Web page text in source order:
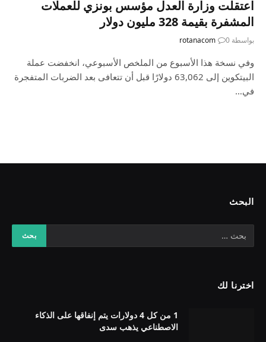
اعتقلت وزارة العدل مؤسس بونزي للعملات
المشفرة بقيمة 328 مليون دولار
بواسطة rotanacom 0
وفي نسخة هذا الأسبوع من الملخص الأسبوعي، انخفضت عملة
البيتكوين إلى 63,062 دولارًا قبل أن تتعافى بعد الضربات المتفجرة
في…
البحث
اخترنا لك
1 من كل 4 دولارات يتم إنفاقها على الذكاء
الاصطناعي يذهب سدى